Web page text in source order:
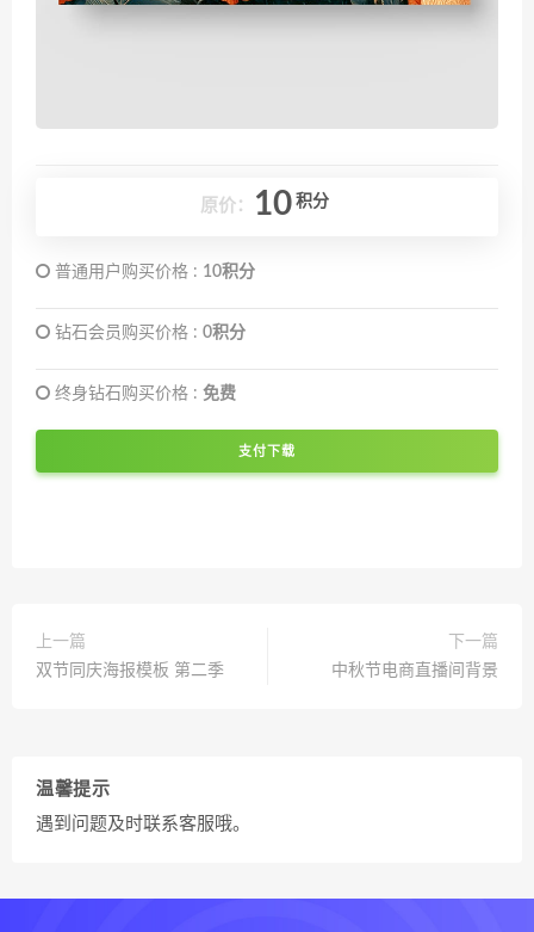
原价： 10 积分
普通用户购买价格 : 10积分
钻石会员购买价格 : 0积分
终身钻石购买价格 : 免费
支付下载
上一篇
双节同庆海报模板 第二季
下一篇
中秋节电商直播间背景
温馨提示
遇到问题及时联系客服哦。